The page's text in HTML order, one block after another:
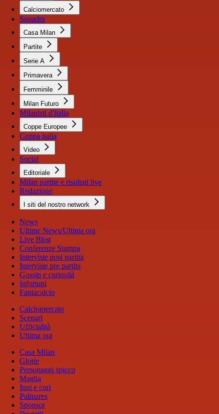
Calciomercato
Squadra
Casa Milan
Partite
Serie A
Primavera
Femminile
Milan Futuro
Milanisti d'Italia
Coppe Europee
Coppa italia
Video
Social
Editoriale
Milan partite e risultati live
Redazione
I siti del nostro network
News
Ultime News/Ultima ora
Live Blog
Conferenze Stampa
Interviste post partita
Interviste pre partita
Gossip e curiosità
Infortuni
Fantacalcio
Calciomercato
Scenari
Ufficialità
Ultima ora
Casa Milan
Glorie
Personaggi spicco
Maglia
Inni e cori
Palmares
Sponsor